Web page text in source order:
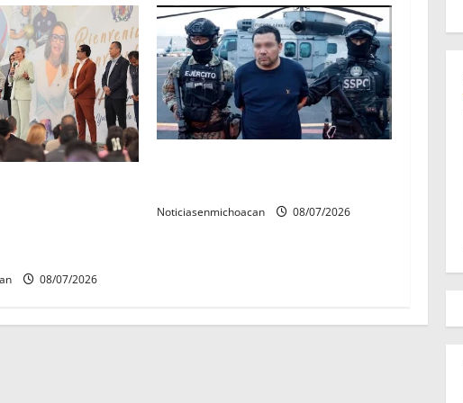
08/07/2026
Noticiasenmichoacan 08/07/2026